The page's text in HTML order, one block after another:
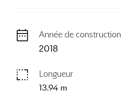
Année de construction
2018
Longueur
13.94 m